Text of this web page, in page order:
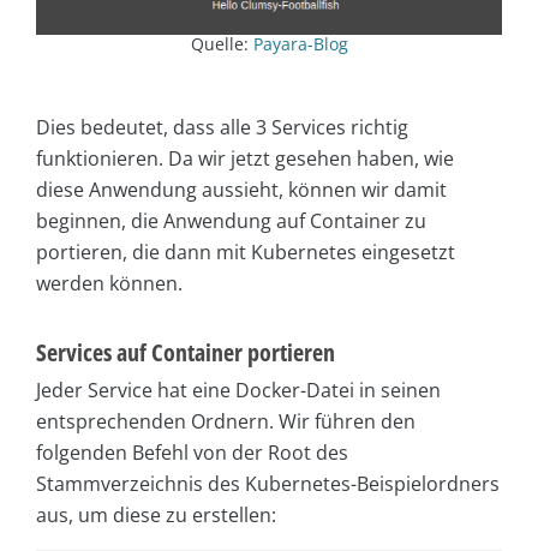
Quelle: Payara-Blog
Dies bedeutet, dass alle 3 Services richtig
funktionieren. Da wir jetzt gesehen haben, wie
diese Anwendung aussieht, können wir damit
beginnen, die Anwendung auf Container zu
portieren, die dann mit Kubernetes eingesetzt
werden können.
Services auf Container portieren
Jeder Service hat eine Docker-Datei in seinen
entsprechenden Ordnern. Wir führen den
folgenden Befehl von der Root des
Stammverzeichnis des Kubernetes-Beispielordners
aus, um diese zu erstellen: